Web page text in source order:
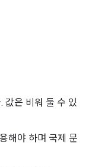
값은 비워 둘 수 있
해야 하며 국제 문